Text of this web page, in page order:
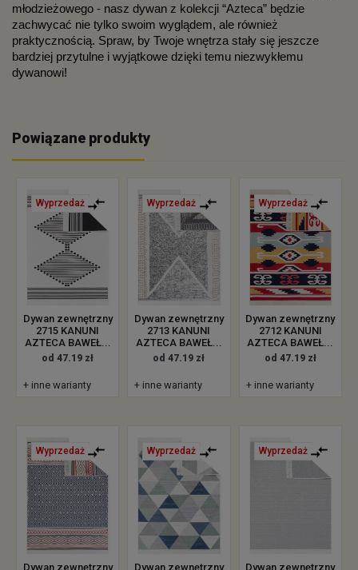
młodzieżowego - nasz dywan z kolekcji “Azteca” będzie
zachwycać nie tylko swoim wyglądem, ale również
praktycznością. Spraw, by Twoje wnętrza stały się jeszcze
bardziej przytulne i wyjątkowe dzięki temu niezwykłemu
dywanowi!
Powiązane produkty
Wyprzedaż
Dywan zewnętrzny
2715 KANUNI
AZTECA BAWEŁ...
od 47.19 zł
+ inne warianty
Wyprzedaż
Dywan zewnętrzny
2713 KANUNI
AZTECA BAWEŁ...
od 47.19 zł
+ inne warianty
Wyprzedaż
Dywan zewnętrzny
2712 KANUNI
AZTECA BAWEŁ...
od 47.19 zł
+ inne warianty
Wyprzedaż
Dywan zewnętrzny
Wyprzedaż
Dywan zewnętrzny
Wyprzedaż
Dywan zewnętrzny